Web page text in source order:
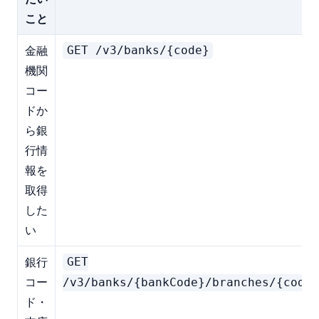
こと
金融
機関
コー
ドか
ら銀
行情
報を
取得
した
い
GET /v3/banks/{code}
銀行
コー
ド・
GET
/v3/banks/{bankCode}/branches/{code}